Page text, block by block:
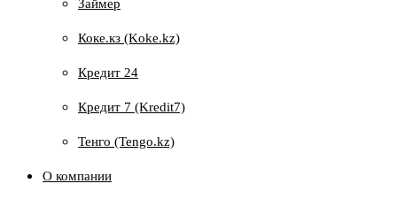
Займер
Коке.кз (Koke.kz)
Кредит 24
Кредит 7 (Kredit7)
Тенго (Tengo.kz)
О компании